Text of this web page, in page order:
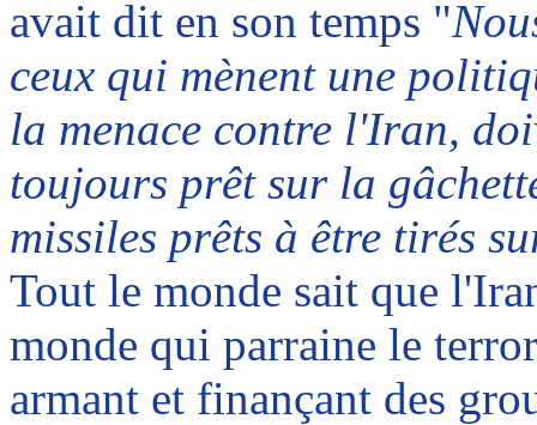
avait dit en son temps "
ceux qui mènent une
la menace contre l'Iran,
toujours prêt sur la
missiles prêts à être tirés
Tout le monde sait que
monde qui parraine le
armant et finançant des